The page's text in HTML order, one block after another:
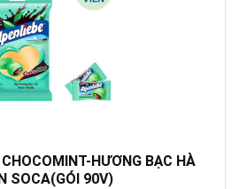
CHOCOMINT-HƯƠNG BẠC HÀ
SOCA(GÓI 90V)